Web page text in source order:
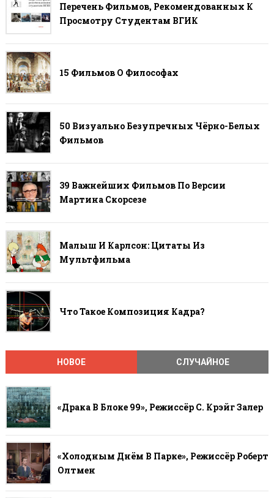
Перечень Фильмов, Рекомендованных К
Просмотру Студентам ВГИК
15 Фильмов О Философах
50 Визуально Безупречных Чёрно-Белых
Фильмов
39 Важнейших Фильмов По Версии
Мартина Скорсезе
Малыш И Карлсон: Цитаты Из
Мультфильма
Что Такое Композиция Кадра?
НОВОЕ СЛУЧАЙНОЕ
«Драка В Блоке 99», Режиссёр С. Крэйг Залер
«Холодным Днём В Парке», Режиссёр Роберт
Олтмен